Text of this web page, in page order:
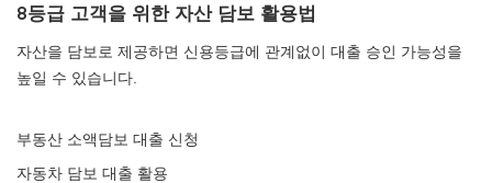
8등급 고객을 위한 자산 담보 활용법
자산을 담보로 제공하면 신용등급에 관계없이 대출 승인 가능성을
높일 수 있습니다.
부동산 소액담보 대출 신청
자동차 담보 대출 활용